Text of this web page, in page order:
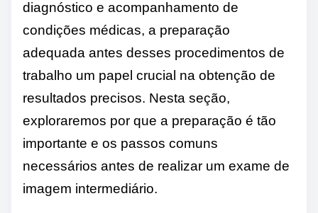
diagnóstico e acompanhamento de
condições médicas, a preparação
adequada antes desses procedimentos de
trabalho um papel crucial na obtenção de
resultados precisos. Nesta seção,
exploraremos por que a preparação é tão
importante e os passos comuns
necessários antes de realizar um exame de
imagem intermediário.